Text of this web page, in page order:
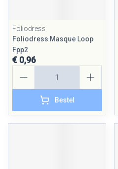
Foliodress
Foliodress Masque Loop
Fpp2
€ 0,96
Bestel